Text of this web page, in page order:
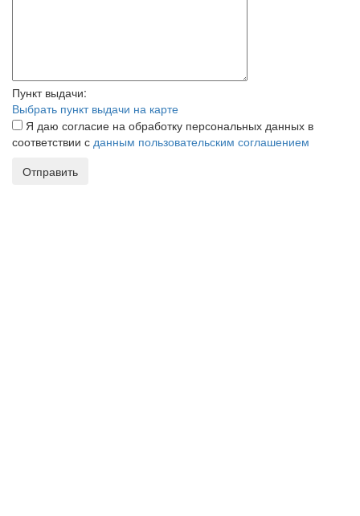
Пункт выдачи:
Выбрать пункт выдачи на карте
Я даю согласие на обработку персональных данных в
соответствии с данным пользовательским соглашением
Отправить